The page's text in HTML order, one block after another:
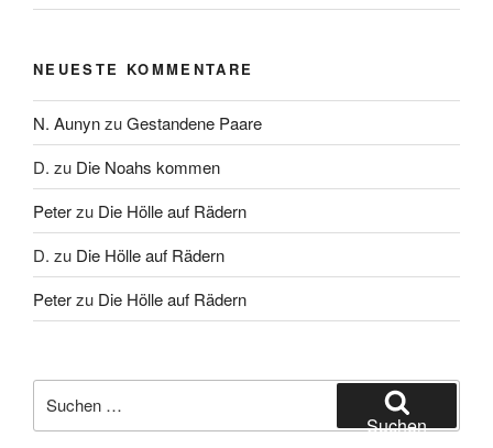
NEUESTE KOMMENTARE
N. AunynzuGestandene Paare
D. zu Die Noahs kommen
Peterzu Die Hölle auf Rädern
D. zu Die Hölle auf Rädern
Peterzu Die Hölle auf Rädern
nach:
Suchen